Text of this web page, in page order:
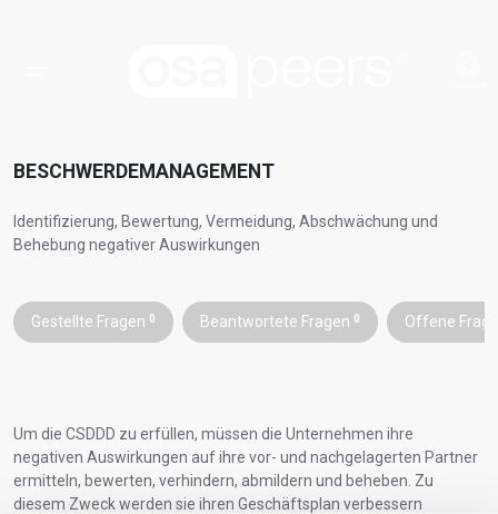
BESCHWERDEMANAGEMENT
Identifizierung, Bewertung, Vermeidung, Abschwächung und
Behebung negativer Auswirkungen
Gestellte Fragen 0 Beantwortete Fragen 0 Offene
Um die CSDDD zu erfüllen, müssen die Unternehmen ihre
negativen Auswirkungen auf ihre vor- und nachgelagerten Partner
ermitteln, bewerten, verhindern, abmildern und beheben. Zu
diesem Zweck werden sie ihren Geschäftsplan verbessern